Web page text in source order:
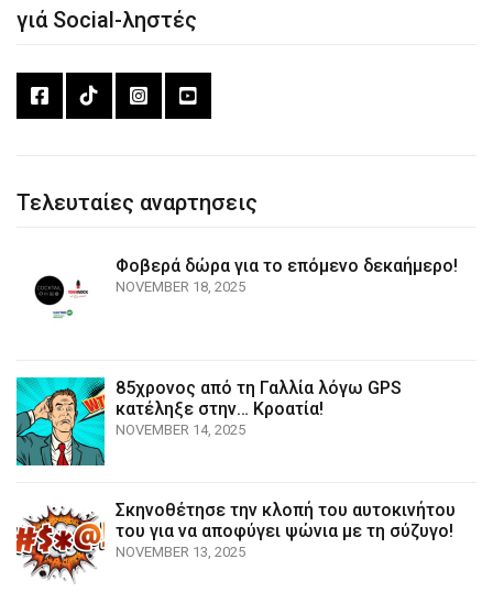
γιά Social-ληστές
Τελευταίες αναρτησεις
Φοβερά δώρα για το επόμενο δεκαήμερο!
NOVEMBER 18, 2025
85χρονος από τη Γαλλία λόγω GPS
κατέληξε στην… Κροατία!
NOVEMBER 14, 2025
Σκηνοθέτησε την κλοπή του αυτοκινήτου
του για να αποφύγει ψώνια με τη σύζυγο!
NOVEMBER 13, 2025